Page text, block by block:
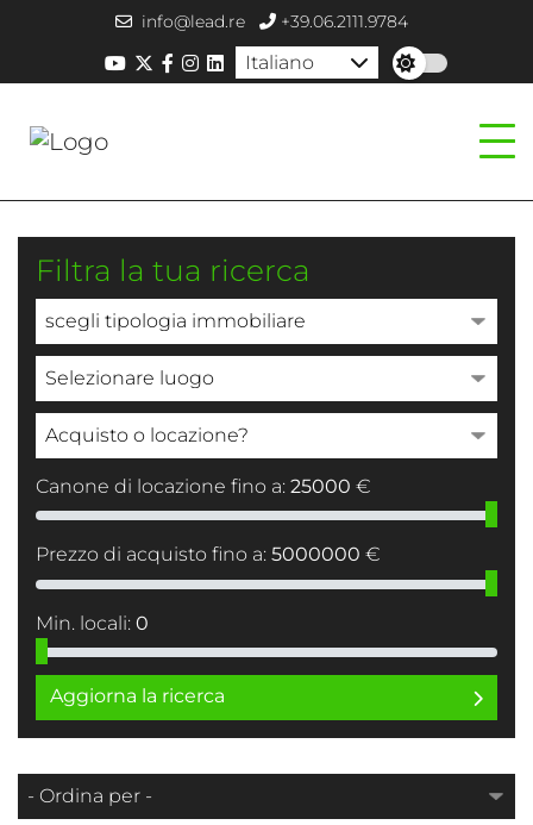
info@lead.re +39.06.2111.9784
Italiano
Filtra la tua ricerca
Canone di locazione fino a: 25000 €
Prezzo di acquisto fino a: 5000000 €
Min. locali: 0
Aggiorna la ricerca